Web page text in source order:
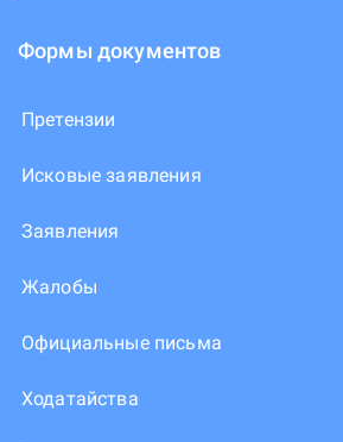
Формы документов
Претензии
Исковые заявления
Заявления
Жалобы
Официальные письма
Ходатайства